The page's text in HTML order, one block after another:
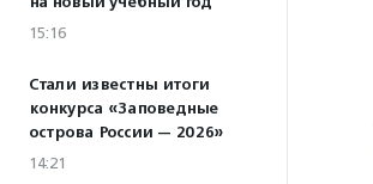
15:16
Стали известны итоги
конкурса «Заповедные
острова России — 2026»
14:21